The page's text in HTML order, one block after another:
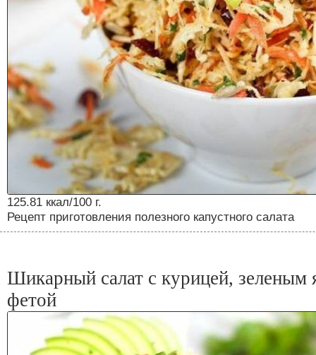
125.81 ккал/100 г.
Рецепт приготовления полезного капустного салата
Шикарный салат с курицей, зеленым
фетой